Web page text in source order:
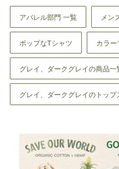
アパレル部門 一覧 メン
ポップなTシャツ カラー
グレイ、ダークグレイの商品一
グレイ、ダークグレイのトップ